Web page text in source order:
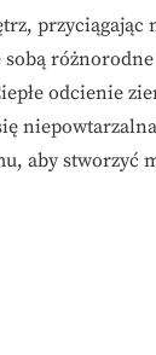
sobą
odcienie
aby stworzyć